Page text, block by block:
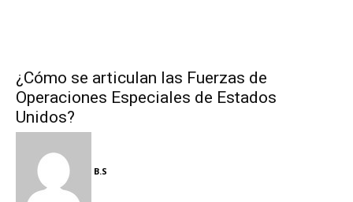
¿Cómo se articulan las Fuerzas de
Operaciones Especiales de Estados
Unidos?
B.S